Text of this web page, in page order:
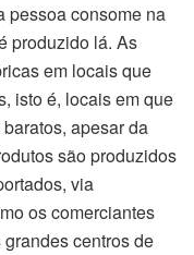
pessoa consome na
produzido lá. As
em locais que
isto é, locais em que
apesar da
são produzidos
via
os comerciantes
centros de